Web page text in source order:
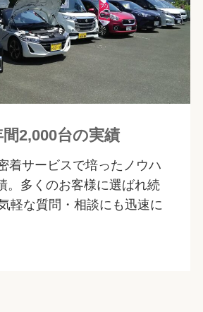
間2,000台の実績
着サービスで培ったノウハ
。多くのお客様に選ばれ続
軽な質問・相談にも迅速に